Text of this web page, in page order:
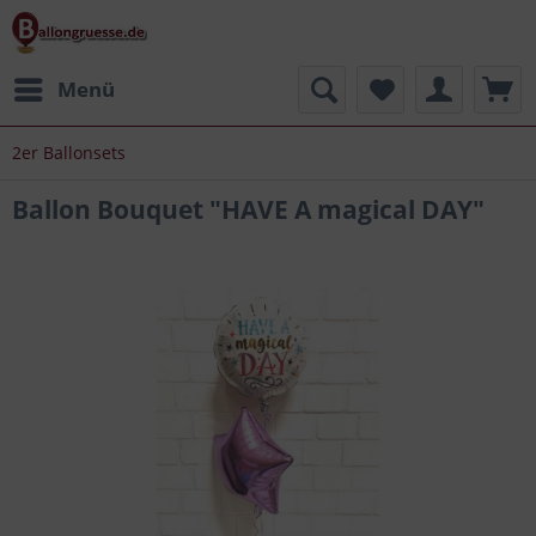
Menü
2er Ballonsets
Ballon Bouquet "HAVE A magical DAY"